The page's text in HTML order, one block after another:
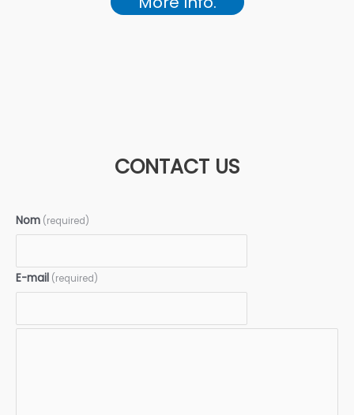
CONTACT US
Nom (required)
E-mail (required)